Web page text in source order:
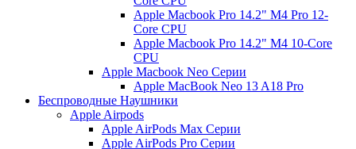
Apple Macbook Pro 14.2" M4 Pro 12-
Core CPU
Apple Macbook Pro 14.2" M4 10-Core
CPU
Apple Macbook Neo Серии
Apple MacBook Neo 13 A18 Pro
Беспроводные Наушники
Apple Airpods
Apple AirPods Max Серии
Apple AirPods Pro Серии